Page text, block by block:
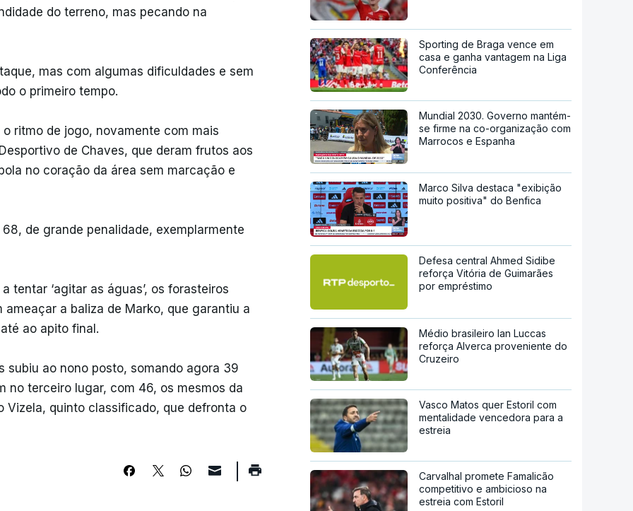
do terreno, mas pecando na
mas com algumas dificuldades e sem
o primeiro tempo.
ritmo de jogo, novamente com mais
de Chaves, que deram frutos aos
no coração da área sem marcação e
de grande penalidade, exemplarmente
tentar ‘agitar as águas’, os forasteiros
a baliza de Marko, que garantiu a
ao apito final.
subiu ao nono posto, somando agora 39
no terceiro lugar, com 46, os mesmos da
Vizela, quinto classificado, que defronta o
Sporting de Braga vence em
casa e ganha vantagem na Liga
Conferência
Mundial 2030. Governo mantém-
se firme na co-organização com
Marrocos e Espanha
Marco Silva destaca "exibição
muito positiva" do Benfica
Defesa central Ahmed Sidibe
reforça Vitória de Guimarães
por empréstimo
Médio brasileiro Ian Luccas
reforça Alverca proveniente do
Cruzeiro
Vasco Matos quer Estoril com
mentalidade vencedora para a
estreia
Carvalhal promete Famalicão
competitivo e ambicioso na
estreia com Estoril